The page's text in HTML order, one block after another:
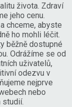
života. Zdraví
jeho cenu.
chceme, abyste
ho mohli léčit.
běžně dostupné
Odrážíme se od
uživatelů,
odezvu v
nejprve
nebo